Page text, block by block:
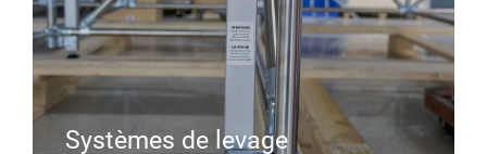
Systèmes de levage